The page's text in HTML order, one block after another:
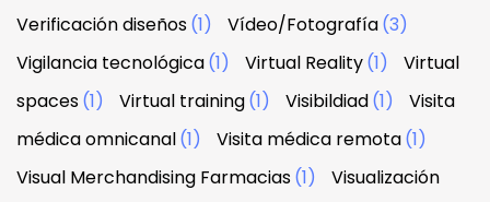
Verificación diseños(1) Vídeo/Fotografía(3)
Vigilancia tecnológica(1) Virtual Reality(1)
Virtual
spaces(1) Virtual training(1) Visibildiad(1)
Visita
médica omnicanal(1) Visita médica remota(1)
Visual Merchandising Farmacias(1)
Visualización